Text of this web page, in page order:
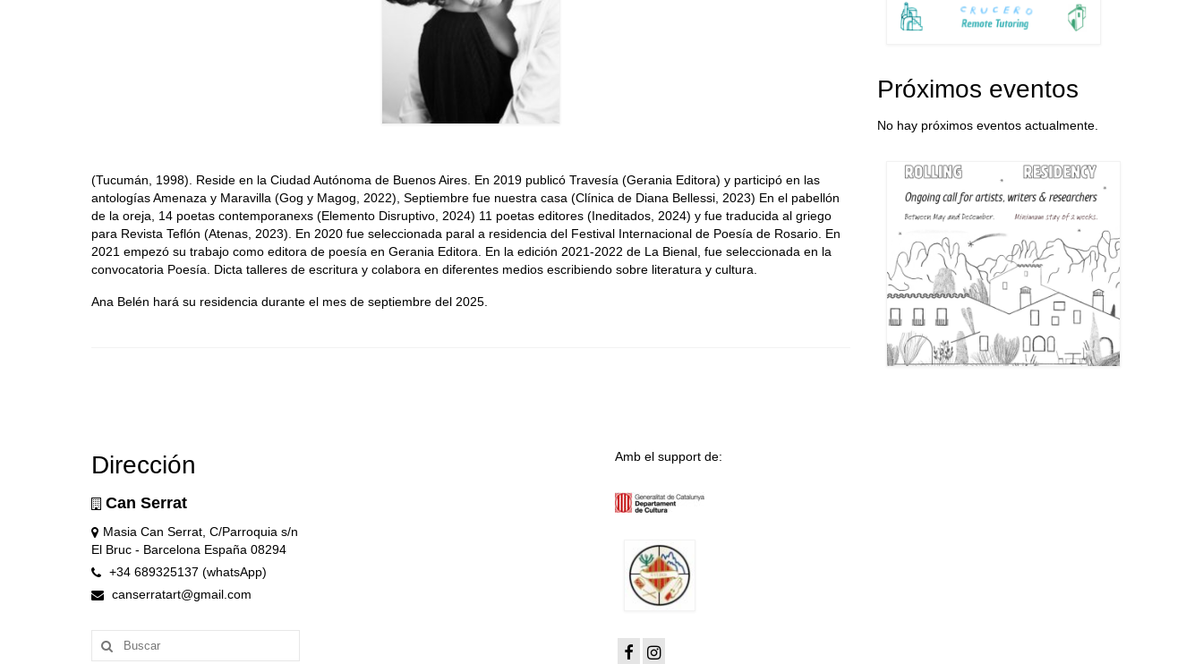
(Tucumán, 1998). Reside en la Ciudad Autónoma de Buenos Aires. En 2019 publicó Travesía (Gerania Editora) y participó en las
antologías Amenaza y Maravilla (Gog y Magog, 2022), Septiembre fue nuestra casa (Clínica de Diana Bellessi, 2023) En el pabellón
de la oreja, 14 poetas contemporanexs (Elemento Disruptivo, 2024) 11 poetas editores (Ineditados, 2024) y fue traducida al griego
para Revista Teflón (Atenas, 2023). En 2020 fue seleccionada paral a residencia del Festival Internacional de Poesía de Rosario. En
2021 empezó su trabajo como editora de poesía en Gerania Editora. En la edición 2021-2022 de La Bienal, fue seleccionada en la
convocatoria Poesía. Dicta talleres de escritura y colabora en diferentes medios escribiendo sobre literatura y cultura.
Ana Belén hará su residencia durante el mes de septiembre del 2025.
Próximos eventos
No hay próximos eventos actualmente.
Dirección
Can Serrat
Masia Can Serrat, C/Parroquia s/n
El Bruc - Barcelona España 08294
+34 689325137 (whatsApp)
canserratart@gmail.com
Buscar
por:
Amb el support de: